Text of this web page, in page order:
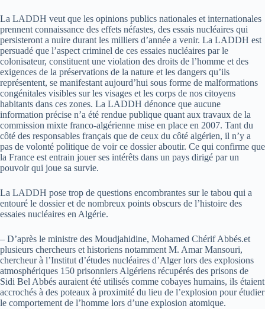
La LADDH veut que les opinions publics nationales et internationales
prennent connaissance des effets néfastes, des essais nucléaires qui
persisteront a nuire durant les milliers d’année a venir. La LADDH est
persuadé que l’aspect criminel de ces essaies nucléaires par le
colonisateur, constituent une violation des droits de l’homme et des
exigences de la préservations de la nature et les dangers qu’ils
représentent, se manifestant aujourd’hui sous forme de malformations
congénitales visibles sur les visages et les corps de nos citoyens
habitants dans ces zones. La LADDH dénonce que aucune
information précise n’a été rendue publique quant aux travaux de la
commission mixte franco-algérienne mise en place en 2007. Tant du
côté des responsables français que de ceux du côté algérien, il n’y a
pas de volonté politique de voir ce dossier aboutir. Ce qui confirme que
la France est entrain jouer ses intérêts dans un pays dirigé par un
pouvoir qui joue sa survie.
La LADDH pose trop de questions encombrantes sur le tabou qui a
entouré le dossier et de nombreux points obscurs de l’histoire des
essaies nucléaires en Algérie.
– D’après le ministre des Moudjahidine, Mohamed Chérif Abbés.et
plusieurs chercheurs et historiens notamment M. Amar Mansouri,
chercheur à l’Institut d’études nucléaires d’Alger lors des explosions
atmosphériques 150 prisonniers Algériens récupérés des prisons de
Sidi Bel Abbés auraient été utilisés comme cobayes humains, ils étaient
accrochés à des poteaux à proximité du lieu de l’explosion pour étudier
le comportement de l’homme lors d’une explosion atomique.